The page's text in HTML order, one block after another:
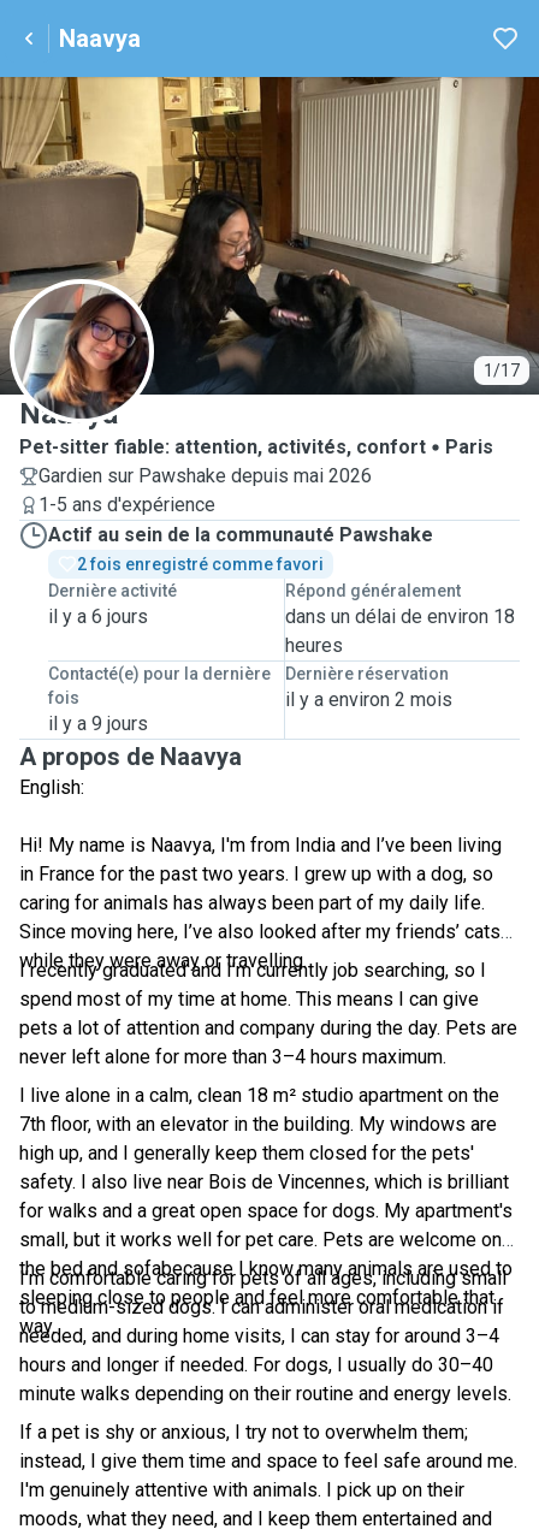
Naavya
1/17
N
Naavya
Pet-sitter fiable: attention, activités, confort
Paris
Gardien sur Pawshake depuis mai 2026
1-5 ans d'expérience
Actif au sein de la communauté Pawshake
2 fois enregistré comme favori
Dernière activité
il y a 6 jours
Répond généralement
dans un délai de environ 18
heures
Contacté(e) pour la dernière
fois
il y a 9 jours
Dernière réservation
il y a environ 2 mois
A propos de Naavya
English:
Hi! My name is Naavya, I'm from India and I’ve been living
in France for the past two years. I grew up with a dog, so
caring for animals has always been part of my daily life.
Since moving here, I’ve also looked after my friends’ cats
while they were away or travelling.
I recently graduated and I’m currently job searching, so I
spend most of my time at home. This means I can give
pets a lot of attention and company during the day. Pets are
never left alone for more than 3–4 hours maximum.
I live alone in a calm, clean 18 m² studio apartment on the
7th floor, with an elevator in the building. My windows are
high up, and I generally keep them closed for the pets'
safety. I also live near Bois de Vincennes, which is brilliant
for walks and a great open space for dogs. My apartment's
small, but it works well for pet care. Pets are welcome on
the bed and sofabecause I know many animals are used to
sleeping close to people and feel more comfortable that
way.
I’m comfortable caring for pets of all ages, including small
to medium-sized dogs. I can administer oral medication if
needed, and during home visits, I can stay for around 3–4
hours and longer if needed. For dogs, I usually do 30–40
minute walks depending on their routine and energy levels.
If a pet is shy or anxious, I try not to overwhelm them;
instead, I give them time and space to feel safe around me.
I'm genuinely attentive with animals. I pick up on their
moods, what they need, and I keep them entertained and